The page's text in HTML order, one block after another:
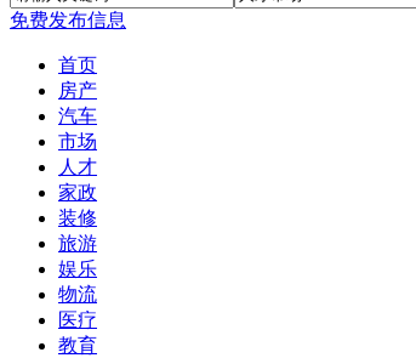
免费发布信息
首页
房产
汽车
市场
人才
家政
装修
旅游
娱乐
物流
医疗
教育